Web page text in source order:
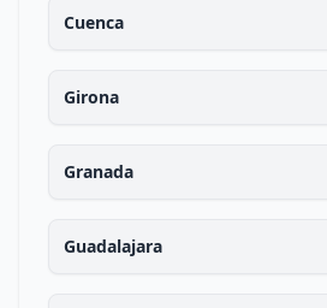
Cuenca
Girona
Granada
Guadalajara